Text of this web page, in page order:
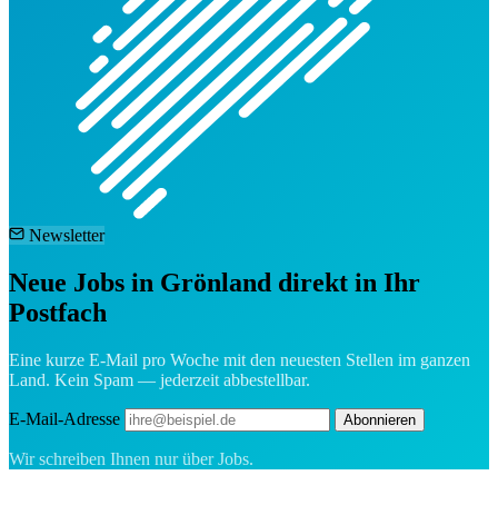
Newsletter
Neue Jobs in Grönland direkt in Ihr
Postfach
Eine kurze E-Mail pro Woche mit den neuesten Stellen im ganzen
Land. Kein Spam — jederzeit abbestellbar.
E-Mail-Adresse Abonnieren
Wir schreiben Ihnen nur über Jobs.